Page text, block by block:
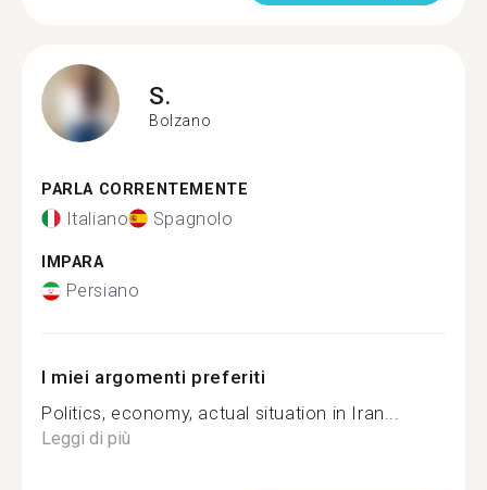
S.
Bolzano
PARLA CORRENTEMENTE
Italiano Spagnolo
IMPARA
Persiano
I miei argomenti preferiti
Politics, economy, actual situation in Iran...
Leggi di più